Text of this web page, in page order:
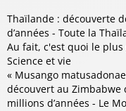
Thaïlande : découverte
d’années - Toute la
Au fait, c'est quoi le
Science et vie
« Musango
découvert au
millions d’années - Le